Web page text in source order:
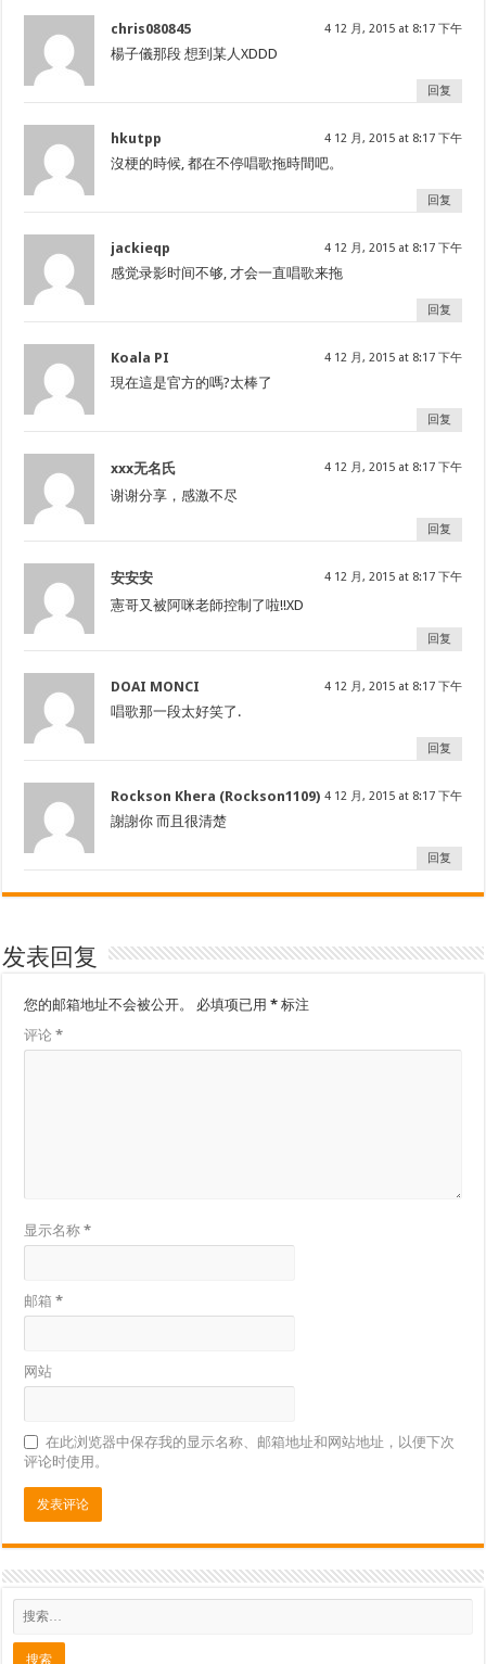
chris080845 4 12 月, 2015 at 8:17 下午
楊子儀那段 想到某人XDDD
回复
hkutpp 4 12 月, 2015 at 8:17 下午
沒梗的時候, 都在不停唱歌拖時間吧。
回复
jackieqp 4 12 月, 2015 at 8:17 下午
感觉录影时间不够, 才会一直唱歌来拖
回复
Koala PI 4 12 月, 2015 at 8:17 下午
現在這是官方的嗎?太棒了
回复
xxx无名氏 4 12 月, 2015 at 8:17 下午
谢谢分享，感激不尽
回复
安安安 4 12 月, 2015 at 8:17 下午
憲哥又被阿咪老師控制了啦!!XD
回复
DOAI MONCI 4 12 月, 2015 at 8:17 下午
唱歌那一段太好笑了.
回复
Rockson Khera (Rockson1109) 4 12 月, 2015 at 8:17 下午
謝謝你 而且很清楚
回复
发表回复
您的邮箱地址不会被公开。 必填项已用* 标注
评论*
显示名称*
邮箱*
网站
在此浏览器中保存我的显示名称、邮箱地址和网站地址，以便下次
评论时使用。